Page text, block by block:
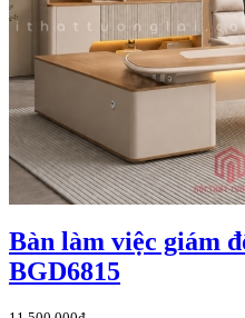
Bàn làm việc giám
BGD6815